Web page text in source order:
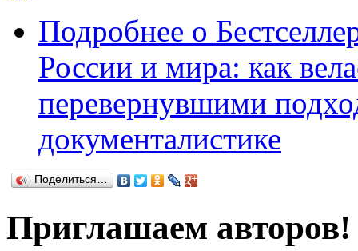
Подробнее о
России и мира: как
перевернувшими
документалистике
Поделиться…
Приглашаем авторов!